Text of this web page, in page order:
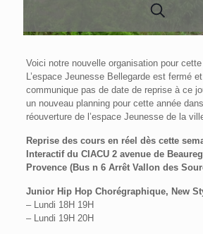
Voici notre nouvelle organisation pour cette
L’espace Jeunesse Bellegarde est fermé
communique pas de date de reprise à ce
un nouveau planning pour cette année dans
réouverture de l’espace Jeunesse de la
Reprise des cours en réel dès cette
Interactif du CIACU 2 avenue de
Provence (Bus n 6 Arrêt Vallon des
Junior Hip Hop Chorégraphique, New
– Lundi 18H 19H
– Lundi 19H 20H